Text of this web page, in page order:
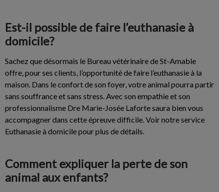
Est-il possible de faire l’euthanasie à
domicile?
Sachez que désormais le Bureau vétérinaire de St-Amable
offre, pour ses clients, l’opportunité de faire l’euthanasie à la
maison. Dans le confort de son foyer, votre animal pourra partir
sans souffrance et sans stress. Avec son empathie et son
professionnalisme Dre Marie-Josée Laforte saura bien vous
accompagner dans cette épreuve difficile. Voir notre service
Euthanasie à domicile pour plus de détails.
Comment expliquer la perte de son
animal aux enfants?